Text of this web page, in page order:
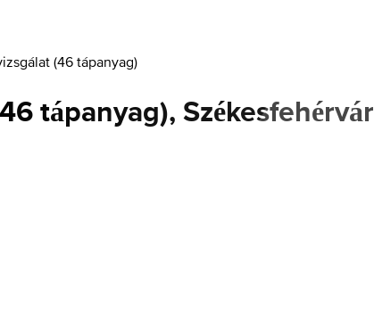
(46 tápanyag)
tápanyag), Székesfehérvár